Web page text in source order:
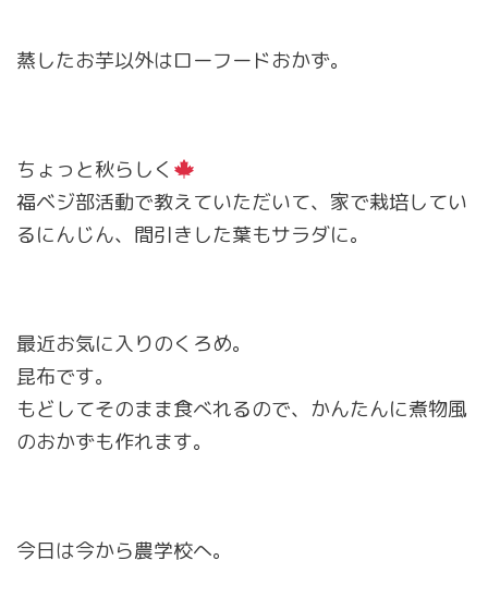
蒸したお芋以外はローフードおかず。
ちょっと秋らしく
福ベジ部活動で教えていただいて、家で栽培してい
るにんじん、間引きした葉もサラダに。
最近お気に入りのくろめ。
昆布です。
もどしてそのまま食べれるので、かんたんに煮物風
のおかずも作れます。
今日は今から農学校へ。